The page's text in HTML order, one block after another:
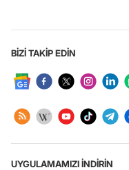
BİZİ TAKİP EDİN
UYGULAMAMIZI İNDİRİN